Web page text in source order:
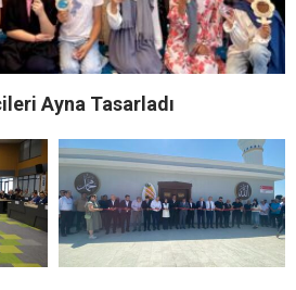
Ayna Tasarladı